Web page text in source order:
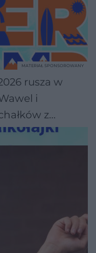
rusza w
i
z
MATERIAŁ SPONSOROWANY